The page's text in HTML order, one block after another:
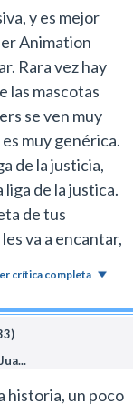
más
The Rock
a cargo de
escenas
se
más sólida y
debutará en
que se
film de Kypto es
y es mejor
Animation
Rara vez hay
las mascotas
se ven muy
muy genérica.
de la justicia,
liga de la justica.
de tus
va a encantar,
crítica completa
historia, un poco